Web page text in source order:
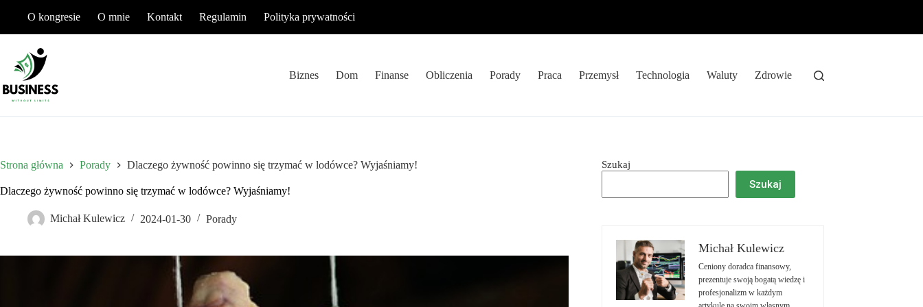
O kongresie O mnie Kontakt Regulamin Polityka prywatności
Biznes Dom Finanse Obliczenia Porady Praca Przemysł Technologia Waluty Zdrowie
Strona główna Porady Dlaczego żywność powinno się trzymać w lodówce? Wyjaśniamy!
Dlaczego żywność powinno się trzymać w lodówce? Wyjaśniamy!
Michał Kulewicz 2024-01-30 Porady
Szukaj
Szukaj
Michał Kulewicz
Ceniony doradca finansowy,
prezentuje swoją bogatą wiedzę i
profesjonalizm w każdym